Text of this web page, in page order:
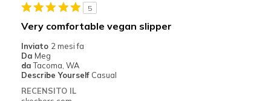
View On Shoes Shoes are for Wearing
5
Very comfortable vegan slipper
Inviato 2 mesi fa
Da Meg
da Tacoma, WA
Describe Yourself Casual
RECENSITO IL